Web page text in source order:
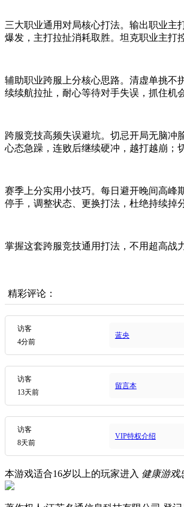
三大职业通用对局核心打法。输出职业主
爆发，主打拉扯消耗取胜。坦克职业主打
辅助职业跨服上分核心思路。清虚单挑不
续续航拉扯，耐心等待对手失误，抓住机
跨服竞技高频失误避坑。切忌开局无脑冲
心态急躁，连败后继续硬冲，越打越崩；
赛季上分实用小技巧。每日避开晚间高峰
停手，调整状态、更换打法，杜绝持续掉
掌握这套跨服竞技通用打法，不用超高战
精彩评论：
访客
4分前
蓝央
访客
13天前
留言本
访客
8天前
VIP特权介绍
本游戏适合16岁以上的玩家进入 健康游戏